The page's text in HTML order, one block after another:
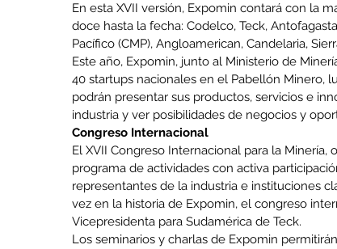
Our Recent Posts
En esta XVII versión, Expomin contará con la
doce hasta la fecha: Codelco, Teck,
Pacífico (CMP), Angloamerican, Candelaria,
Este año, Expomin, junto al Ministerio de
40 startups nacionales en el Pabellón Minero,
podrán presentar sus productos, servicios e
industria y ver posibilidades de negocios y
Congreso Internacional
El XVII Congreso Internacional para la
programa de actividades con activa
representantes de la industria e instituciones
vez en la historia de Expomin, el congreso
Vicepresidenta para Sudamérica de Teck.
Los seminarios y charlas de Expomin